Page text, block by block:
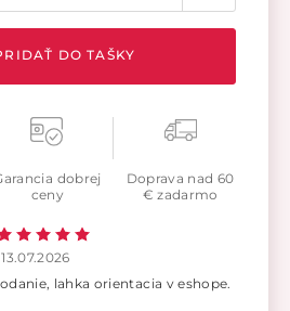
DO TAŠKY
dobrej
ceny
Doprava nad 60
€ zadarmo
lahka orientacia v eshope.